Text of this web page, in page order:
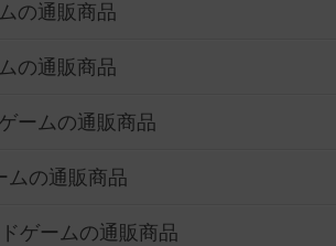
の通販商品
の通販商品
ームの通販商品
ムの通販商品
ゲームの通販商品